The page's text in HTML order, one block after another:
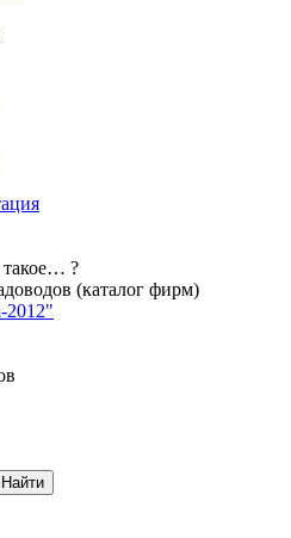
такое… ?
(каталог фирм)
2012"
Найти